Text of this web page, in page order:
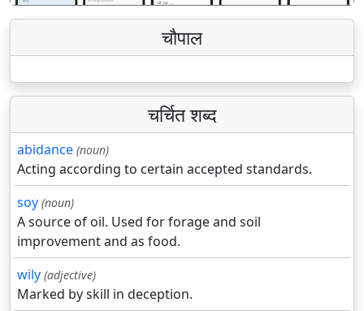
चौपाल
चर्चित शब्द
abidance (noun)
Acting according to certain accepted standards.
soy (noun)
A source of oil. Used for forage and soil
improvement and as food.
wily (adjective)
Marked by skill in deception.